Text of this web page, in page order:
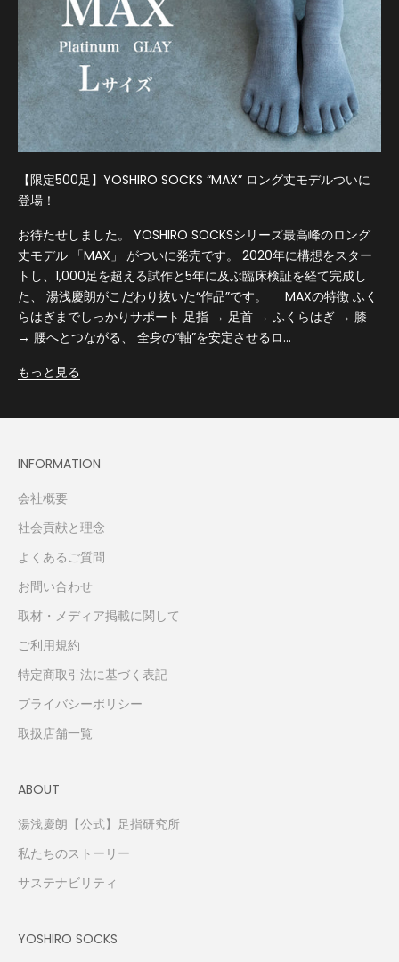
【限定500足】YOSHIRO SOCKS “MAX” ロング丈モデルついに
登場！
お待たせしました。 YOSHIRO SOCKSシリーズ最高峰のロング
丈モデル 「MAX」 がついに発売です。 2020年に構想をスター
トし、1,000足を超える試作と5年に及ぶ臨床検証を経て完成し
た、 湯浅慶朗がこだわり抜いた“作品”です。 MAXの特徴 ふく
らはぎまでしっかりサポート 足指 → 足首 → ふくらはぎ → 膝
→ 腰へとつながる、 全身の“軸”を安定させるロ...
もっと見る
INFORMATION
会社概要
社会貢献と理念
よくあるご質問
お問い合わせ
取材・メディア掲載に関して
ご利用規約
特定商取引法に基づく表記
プライバシーポリシー
取扱店舗一覧
ABOUT
湯浅慶朗【公式】足指研究所
私たちのストーリー
サステナビリティ
YOSHIRO SOCKS